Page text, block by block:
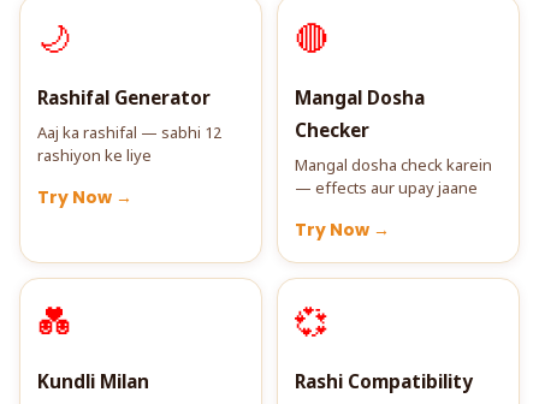
🌙
Rashifal Generator
Aaj ka rashifal — sabhi 12
rashiyon ke liye
Try Now →
🔴
Mangal Dosha
Checker
Mangal dosha check karein
— effects aur upay jaane
Try Now →
💑
Kundli Milan
💞
Rashi Compatibility